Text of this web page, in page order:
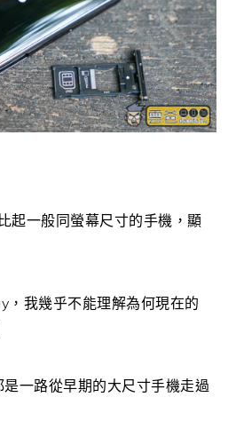
起一般同螢幕尺寸的手機，顯
，我幾乎不能理解為何現在的
一路從早期的大尺寸手機走過